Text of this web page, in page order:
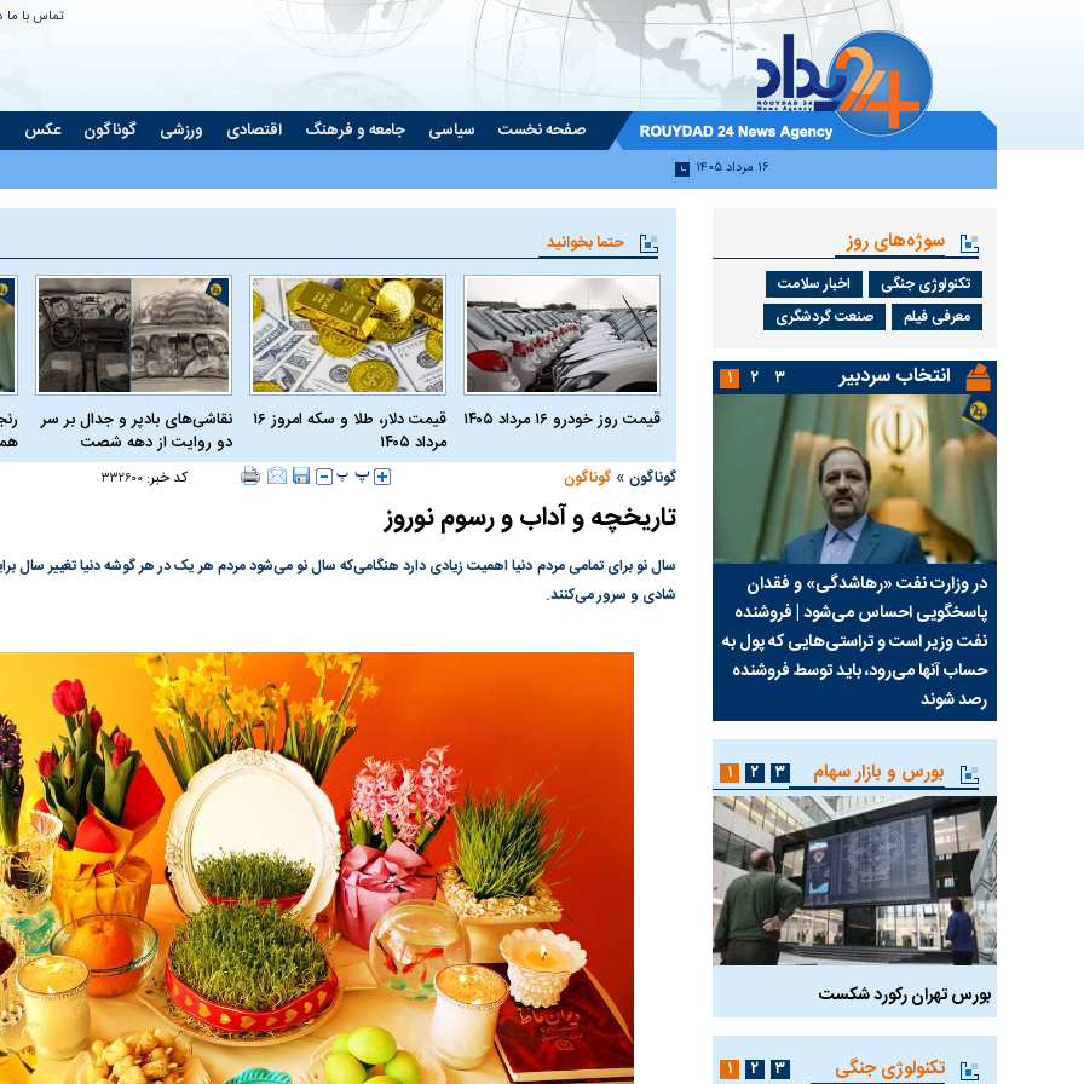
تماس با ما
صفحه نخست سیاسی جامعه و فرهنگ اقتصادی ورزشی گوناگون عکس
۱۶ مرداد ۱۴۰۵
حتما بخوانید
قیمت روز خودرو ۱۶ مرداد ۱۴۰۵
قیمت دلار، طلا و سکه امروز ۱۶
مرداد ۱۴۰۵
نقاشی‌های بادپر و جدال بر سر
دو روایت از دهه شصت
گوناگون » گوناگون کد خبر:۳۳۲۶۰۰
تاریخچه و آداب و رسوم نوروز
سال نو برای تمامی مردم دنیا اهمیت زیادی دارد هنگامی‌که سال نو می‌شود مردم هر یک در هر گوشه دنیا تغییر سال
شادی و سرور می‌کنند.
سوژه‌های روز
تکنولوژی جنگی
اخبار سلامت
معرفی فیلم
صنعت گردشگری
انتخاب سردبیر
در وزارت نفت «رهاشدگی» و فقدان
پاسخگویی احساس می‌شود | فروشنده
نفت وزیر است و تراستی‌هایی که پول به
حساب آنها می‌رود، باید توسط فروشنده
رصد شوند
چرا رویای آمریکایی سرنگونی رژیم و
نابودی محور مقاومت تعبیر نشد؟ | پشت
مطالعه رفتار هیستریک صدا و سیما علیه
در وزارت نفت
حساب آنها
رصد شوند
۱ ۲ ۳
بورس و بازار سهام
بورس تهران رکورد شکست سیگنال مثبت دیپلماسی به بورس پرواز ۱۰۰ هزار واحدی شاخص کل بورس بورس تهران
۱ ۲ ۳
تکنولوژی جنگی ۱ ۲ ۳